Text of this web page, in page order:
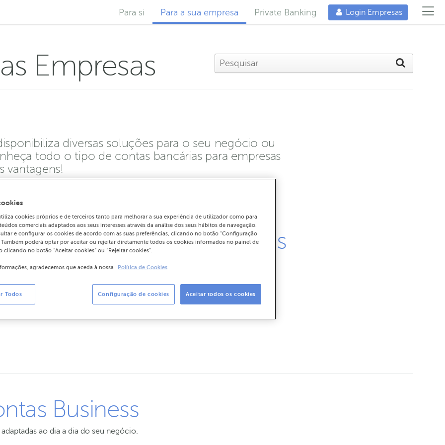
Para si Para a sua empresa Private Banking Login Empresas
Empresas
diversas soluções para o seu negócio ou
todo o tipo de contas bancárias para empresas
vantagens!
à Ordem para Empresas
informação
Business
ao dia a dia do seu negócio.
cookies próprios e de terceiros tanto para melhorar a sua experiência de utilizador como para
comerciais adaptados aos seus interesses através da análise dos seus hábitos de navegação.
e configurar os cookies de acordo com as suas preferências, clicando no botão "Configuração
Também poderá optar por aceitar ou rejeitar diretamente todos os cookies informados no painel de
clicando no botão “Aceitar cookies” ou “Rejeitar cookies”.
agradecemos que aceda à nossa Política de Cookies
Todos Configuração de cookies Aceitar todos os cookies